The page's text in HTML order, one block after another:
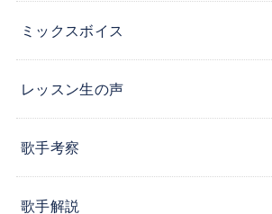
ミックスボイス
レッスン生の声
歌手考察
歌手解説